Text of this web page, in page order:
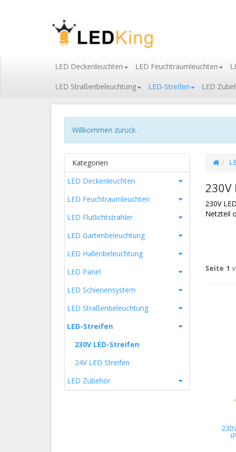
LED Deckenleuchten LED Feuchtraumleuchten
LED Straßenbeleuchtung LED-Streifen LED
Willkommen zurück .
230V
230V
Netzteil
Seite 1
Kategorien
LED Deckenleuchten
LED Feuchtraumleuchten
LED Flutlichtstrahler
LED Gartenbeleuchtung
LED Hallenbeleuchtung
LED Panel
LED Schienensystem
LED Straßenbeleuchtung
LED-Streifen
230V LED-Streifen
24V LED Streifen
LED Zubehör